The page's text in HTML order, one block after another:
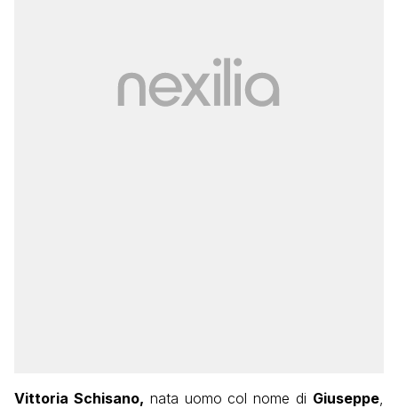
Vittoria Schisano, nata uomo col nome di Giuseppe